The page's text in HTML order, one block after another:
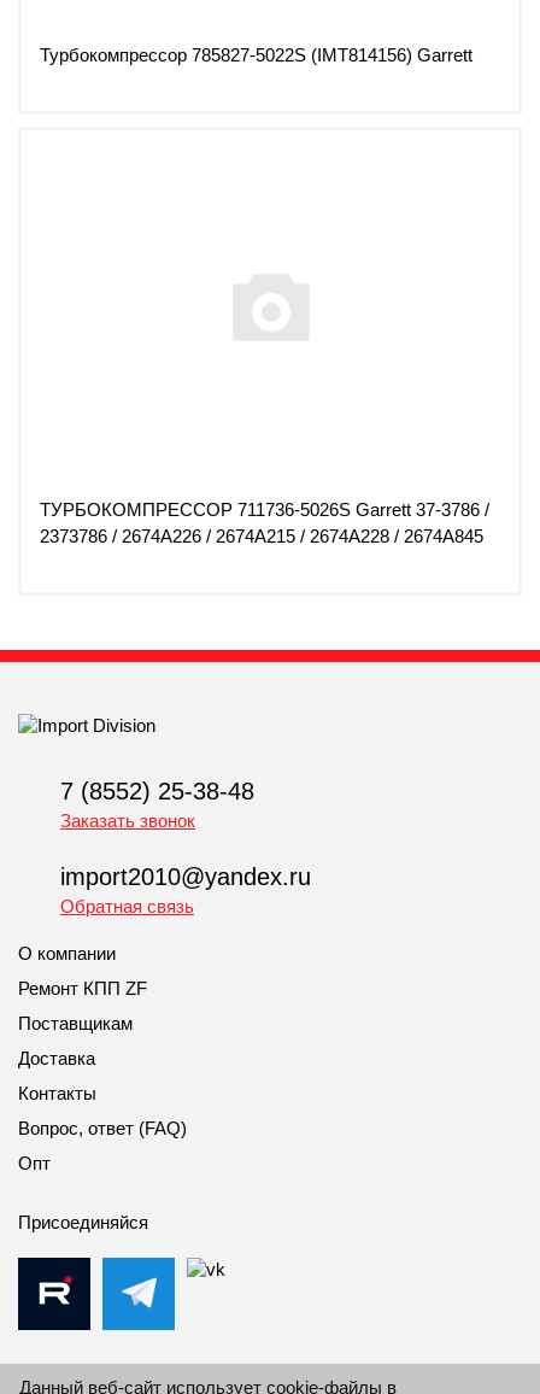
Турбокомпрессор 785827-5022S (IMT814156) Garrett
ТУРБОКОМПРЕССОР 711736-5026S Garrett 37-3786 /
2373786 / 2674A226 / 2674A215 / 2674A228 / 2674A845
7 (8552) 25-38-48
Заказать звонок
import2010@yandex.ru
Обратная связь
О компании
Ремонт КПП ZF
Поставщикам
Доставка
Контакты
Вопрос, ответ (FAQ)
Опт
Присоединяйся
Данный веб-сайт использует cookie-файлы в